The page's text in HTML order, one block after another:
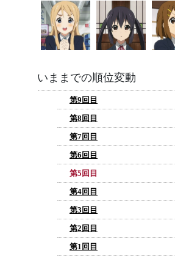
いままでの順位変動
第9回目
第8回目
第7回目
第6回目
第5回目
第4回目
第3回目
第2回目
第1回目